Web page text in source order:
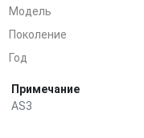
Модель
Поколение
Год
Примечание
AS3